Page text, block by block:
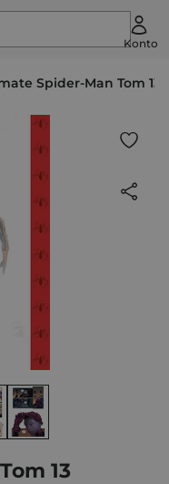
Konto
Spider-Man Tom 13
13